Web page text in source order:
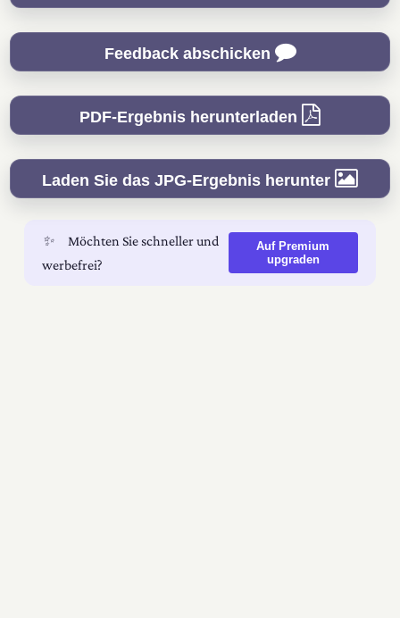
Feedback abschicken
PDF-Ergebnis herunterladen
Laden Sie das JPG-Ergebnis herunter
✨
Möchten Sie schneller und
werbefrei?
Auf Premium
upgraden